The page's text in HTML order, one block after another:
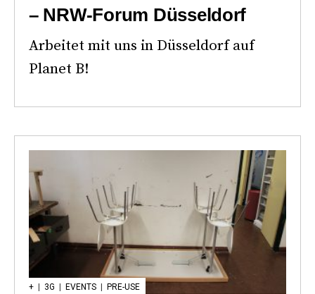
– NRW-Forum Düsseldorf
Arbeitet mit uns in Düsseldorf auf
Planet B!
+ | 3G | EVENTS | PRE-USE